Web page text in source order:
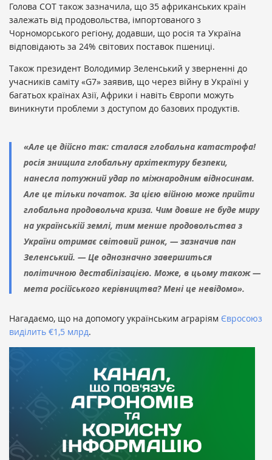
Голова СОТ також зазначила, що 35 африканських країн
залежать від продовольства, імпортованого з
Чорноморського регіону, додавши, що росія та Україна
відповідають за 24% світових поставок пшениці.
Також президент Володимир Зеленський у зверненні до
учасників саміту «G7» заявив, що через війну в Україні у
багатьох країнах Азії, Африки і навіть Європи можуть
виникнути проблеми з доступом до базових продуктів.
«Але це дійсно так: сталася глобальна катастрофа!
росія знищила глобальну архітектуру безпеки,
нанесла потужний удар по міжнародним відносинам.
Але це тільки початок. За цією війною може прийти
глобальна продовольча криза. Чим довше не буде миру
на українській землі, тим менше продовольства з
України отримає світовий ринок, — зазначив пан
Зеленський. — Це однозначно завершиться
політичною дестабілізацією. Може, в цьому також —
мета російського керівництва? Мені це невідомо».
Нагадаємо, що на допомогу українським аграріям Євросоюз
виділить €1,5 млрд.